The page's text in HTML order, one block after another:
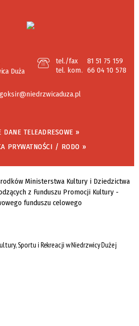
Duża
tel./fax
81 51 75 159
tel. kom. 66 04 10 578
goksir@niedrzwicaduza.pl
DANE TELEADRESOWE »
PRYWATNOŚCI / RODO »
Sportu i Rekreacji w Niedrzwicy Dużej